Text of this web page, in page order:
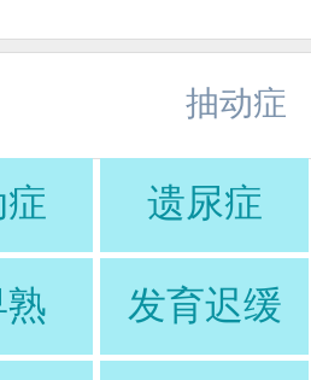
抽动症
·
遗尿症
发育迟缓